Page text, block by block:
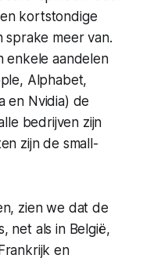
kortstondige
sprake meer van.
enkele aandelen
Alphabet,
en Nvidia) de
bedrijven zijn
zijn de small-
zien we dat de
net als in België,
en